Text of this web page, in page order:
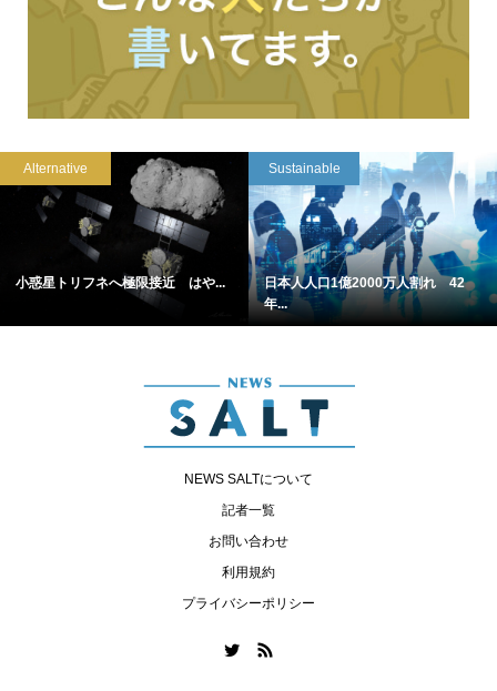
Alternative
小惑星トリフネへ極限接近 はや...
Sustainable
日本人人口1億2000万人割れ 42
年...
NEWS SALTについて
記者一覧
お問い合わせ
利用規約
プライバシーポリシー